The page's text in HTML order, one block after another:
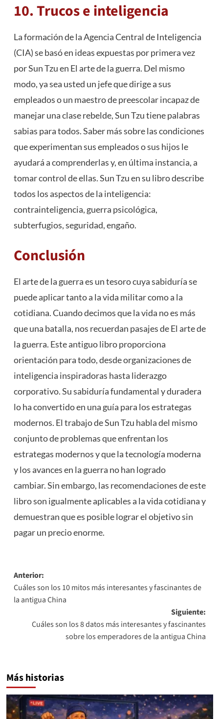
10. Trucos e inteligencia
La formación de la Agencia Central de Inteligencia
(CIA) se basó en ideas expuestas por primera vez
por Sun Tzu en El arte de la guerra. Del mismo
modo, ya sea usted un jefe que dirige a sus
empleados o un maestro de preescolar incapaz de
manejar una clase rebelde, Sun Tzu tiene palabras
sabias para todos. Saber más sobre las condiciones
que experimentan sus empleados o sus hijos le
ayudará a comprenderlas y, en última instancia, a
tomar control de ellas. Sun Tzu en su libro describe
todos los aspectos de la inteligencia:
contrainteligencia, guerra psicológica,
subterfugios, seguridad, engaño.
Conclusión
El arte de la guerra es un tesoro cuya sabiduría se
puede aplicar tanto a la vida militar como a la
cotidiana. Cuando decimos que la vida no es más
que una batalla, nos recuerdan pasajes de El arte de
la guerra. Este antiguo libro proporciona
orientación para todo, desde organizaciones de
inteligencia inspiradoras hasta liderazgo
corporativo. Su sabiduría fundamental y duradera
lo ha convertido en una guía para los estrategas
modernos. El trabajo de Sun Tzu habla del mismo
conjunto de problemas que enfrentan los
estrategas modernos y que la tecnología moderna
y los avances en la guerra no han logrado
cambiar. Sin embargo, las recomendaciones de este
libro son igualmente aplicables a la vida cotidiana y
demuestran que es posible lograr el objetivo sin
pagar un precio enorme.
Navegación
de
entradas
Anterior:
Cuáles son los 10 mitos más interesantes y fascinantes de
la antigua China
Siguiente:
Cuáles son los 8 datos más interesantes y fascinantes
sobre los emperadores de la antigua China
Más historias